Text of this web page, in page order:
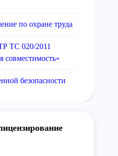
по охране труда
ТС 020/2011
совместимость»
безопасности